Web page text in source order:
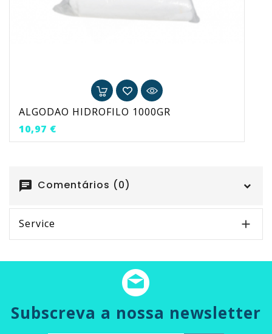
ALGODAO HIDROFILO 1000GR
10,97 €
chat Comentários (0)
Service 
Subscreva a nossa newsletter